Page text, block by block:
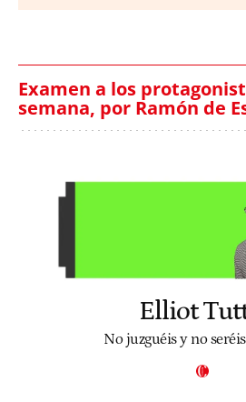
Examen a los
semana, por Ramón de
Elliot
No juzguéis y no